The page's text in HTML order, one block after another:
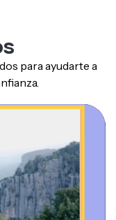
para ayudarte a